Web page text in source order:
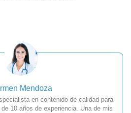
Mendoza
en contenido de calidad para
10 años de experiencia. Una de mis